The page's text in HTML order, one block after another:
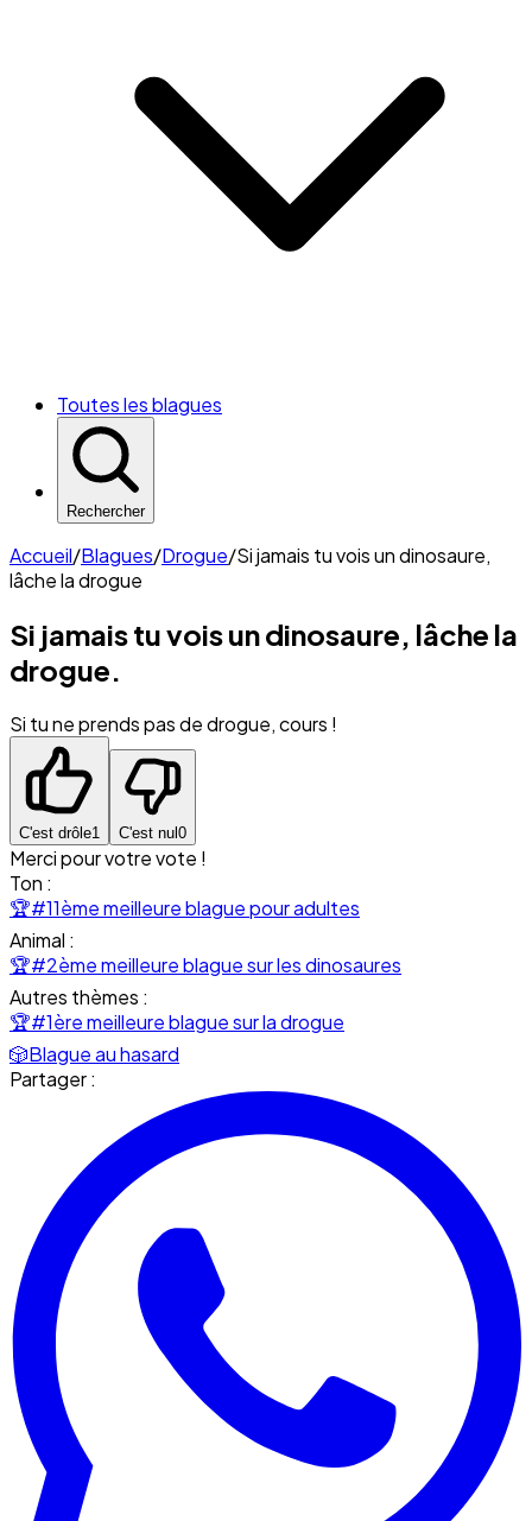
Toutes les blagues
Rechercher
Accueil/Blagues/Drogue/Si jamais tu vois un dinosaure,
lâche la drogue
Si jamais tu vois un dinosaure, lâche la
drogue.
Si tu ne prends pas de drogue, cours !
C'est drôle1 C'est nul 0
Merci pour votre vote !
Ton :
🏆#11ème meilleure blague pour adultes
Animal :
🏆#2ème meilleure blague sur les dinosaures
Autres thèmes :
🏆#1ère meilleure blague sur la drogue
🎲Blague au hasard
Partager :